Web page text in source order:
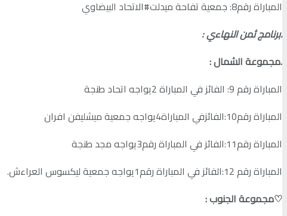
المباراة رقم8: جمعية تفاحة ميدلت#الاتحاد البيضاوي
.برنامج ثمن النهاءي :
.مجموعة الشمال :
المباراة رقم 9: الفائز في المباراة 2يواجه اتحاد طنجة
المباراة رقم10:الفائزفي المباراة4يواجه جمعية ميشليفن افران
المباراة رقم11:الفائز في المباراة رقم3يواجه مجد طنجة
المباراة رقم 12:الفائز في المباراة رقم1يواجه جمعية ليكسوس العراءش.
♡مجموعة الجنوب :